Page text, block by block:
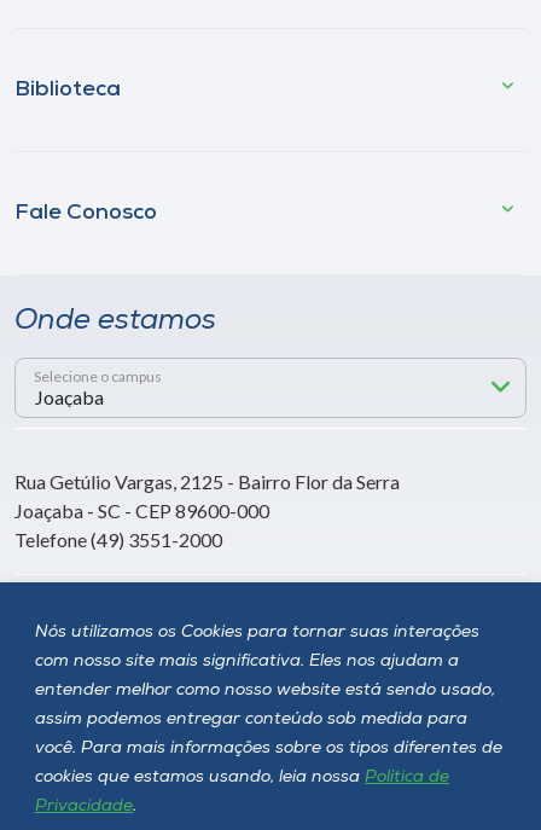
Nós utilizamos os Cookies para tornar suas interações
com nosso site mais significativa. Eles nos ajudam a
entender melhor como nosso website está sendo usado,
assim podemos entregar conteúdo sob medida para
você. Para mais informações sobre os tipos diferentes de
cookies que estamos usando, leia nossa Política de
Privacidade.
Biblioteca
Fale Conosco
Onde estamos
Selecione o campus
Rua Getúlio Vargas, 2125 - Bairro Flor da Serra
Joaçaba - SC - CEP 89600-000
Telefone (49) 3551-2000
Siga a Unoesc